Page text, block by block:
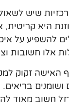
שיש
היא קריטית,
להשפיע על
אלו חשובות
האישה זקוק
ושומנים
חשוב מאוד